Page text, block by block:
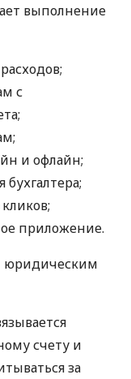
выполнение
с
и офлайн;
приложение.
юридическим
счету и
за